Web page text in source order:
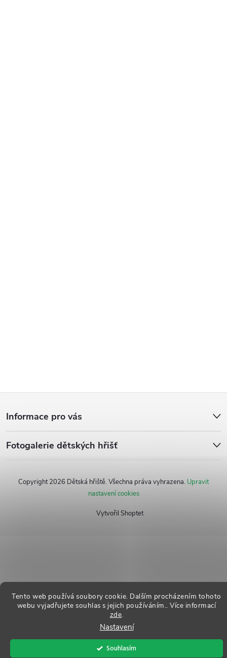
Tento web používá soubory cookie. Dalším procházením tohoto
webu vyjadřujete souhlas s jejich používáním.. Více informací
zde.
Nastavení
Souhlasím
p
Informace pro vás
Fotogalerie dětských hřišť
Vytvořil Shoptet
Copyright 2026 Dětská hřiště. Všechna práva vyhrazena. Upravit
nastavení cookies